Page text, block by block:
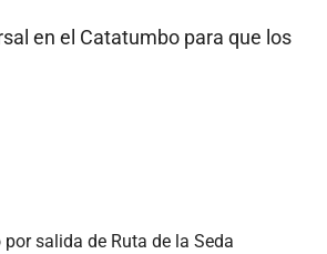
en el Catatumbo para que los
salida de Ruta de la Seda